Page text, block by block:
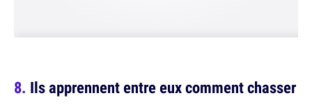
Ils apprennent entre eux comment chasser